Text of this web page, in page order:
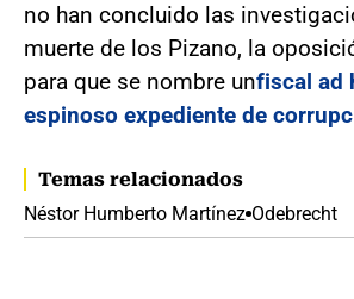
no han concluido las
muerte de los Pizano, la
para que se nombre unfiscal ad
espinoso expediente de
Temas relacionados
Néstor Humberto Martínez Odebrecht